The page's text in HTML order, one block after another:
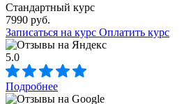
Стандартный курс
7990 руб.
Записаться на курс Оплатить курс
5.0
Подробнее